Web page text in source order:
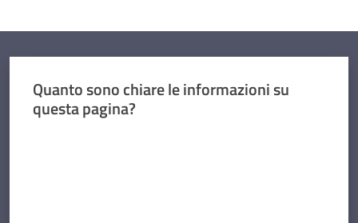
Quanto sono chiare le informazioni su
questa pagina?